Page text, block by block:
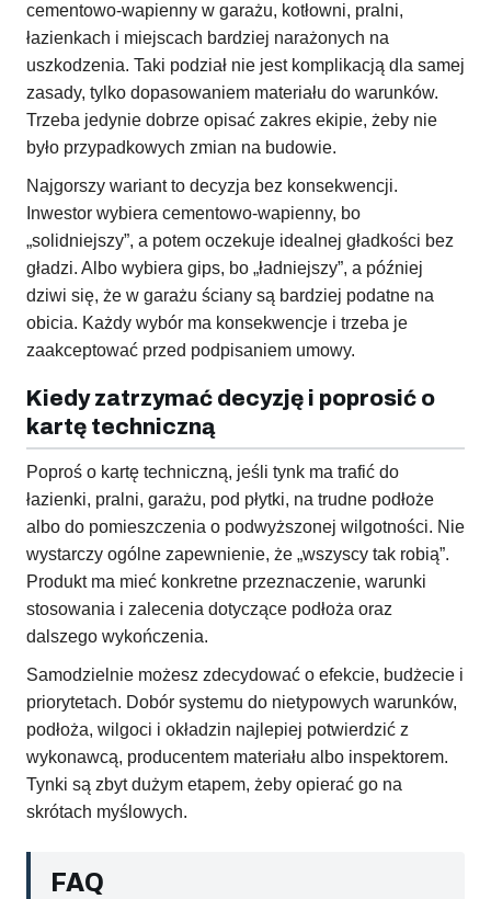
cementowo-wapienny w garażu, kotłowni, pralni,
łazienkach i miejscach bardziej narażonych na
uszkodzenia. Taki podział nie jest komplikacją dla samej
zasady, tylko dopasowaniem materiału do warunków.
Trzeba jedynie dobrze opisać zakres ekipie, żeby nie
było przypadkowych zmian na budowie.
Najgorszy wariant to decyzja bez konsekwencji.
Inwestor wybiera cementowo-wapienny, bo
„solidniejszy”, a potem oczekuje idealnej gładkości bez
gładzi. Albo wybiera gips, bo „ładniejszy”, a później
dziwi się, że w garażu ściany są bardziej podatne na
obicia. Każdy wybór ma konsekwencje i trzeba je
zaakceptować przed podpisaniem umowy.
Kiedy zatrzymać decyzję i poprosić o
kartę techniczną
Poproś o kartę techniczną, jeśli tynk ma trafić do
łazienki, pralni, garażu, pod płytki, na trudne podłoże
albo do pomieszczenia o podwyższonej wilgotności. Nie
wystarczy ogólne zapewnienie, że „wszyscy tak robią”.
Produkt ma mieć konkretne przeznaczenie, warunki
stosowania i zalecenia dotyczące podłoża oraz
dalszego wykończenia.
Samodzielnie możesz zdecydować o efekcie, budżecie i
priorytetach. Dobór systemu do nietypowych warunków,
podłoża, wilgoci i okładzin najlepiej potwierdzić z
wykonawcą, producentem materiału albo inspektorem.
Tynki są zbyt dużym etapem, żeby opierać go na
skrótach myślowych.
FAQ